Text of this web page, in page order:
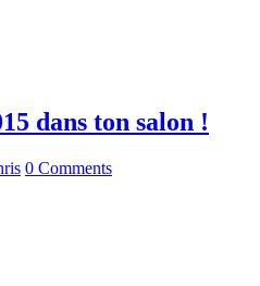
dans ton salon !
0 Comments